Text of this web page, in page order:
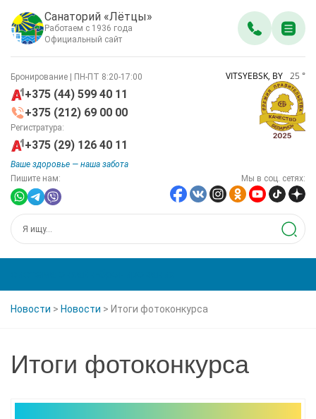
Санаторий «Лётцы»
Работаем с 1936 года
Официальный сайт
VITSYEBSK, BY 25 °
Бронирование | ПН-ПТ 8:20-17:00
+375 (44) 599 40 11
+375 (212) 69 00 00
Регистратура:
+375 (29) 126 40 11
Ваше здоровье — наша забота
Пишите нам:
Мы в соц. сетях:
Новости > Новости > Итоги фотоконкурса
Итоги фотоконкурса